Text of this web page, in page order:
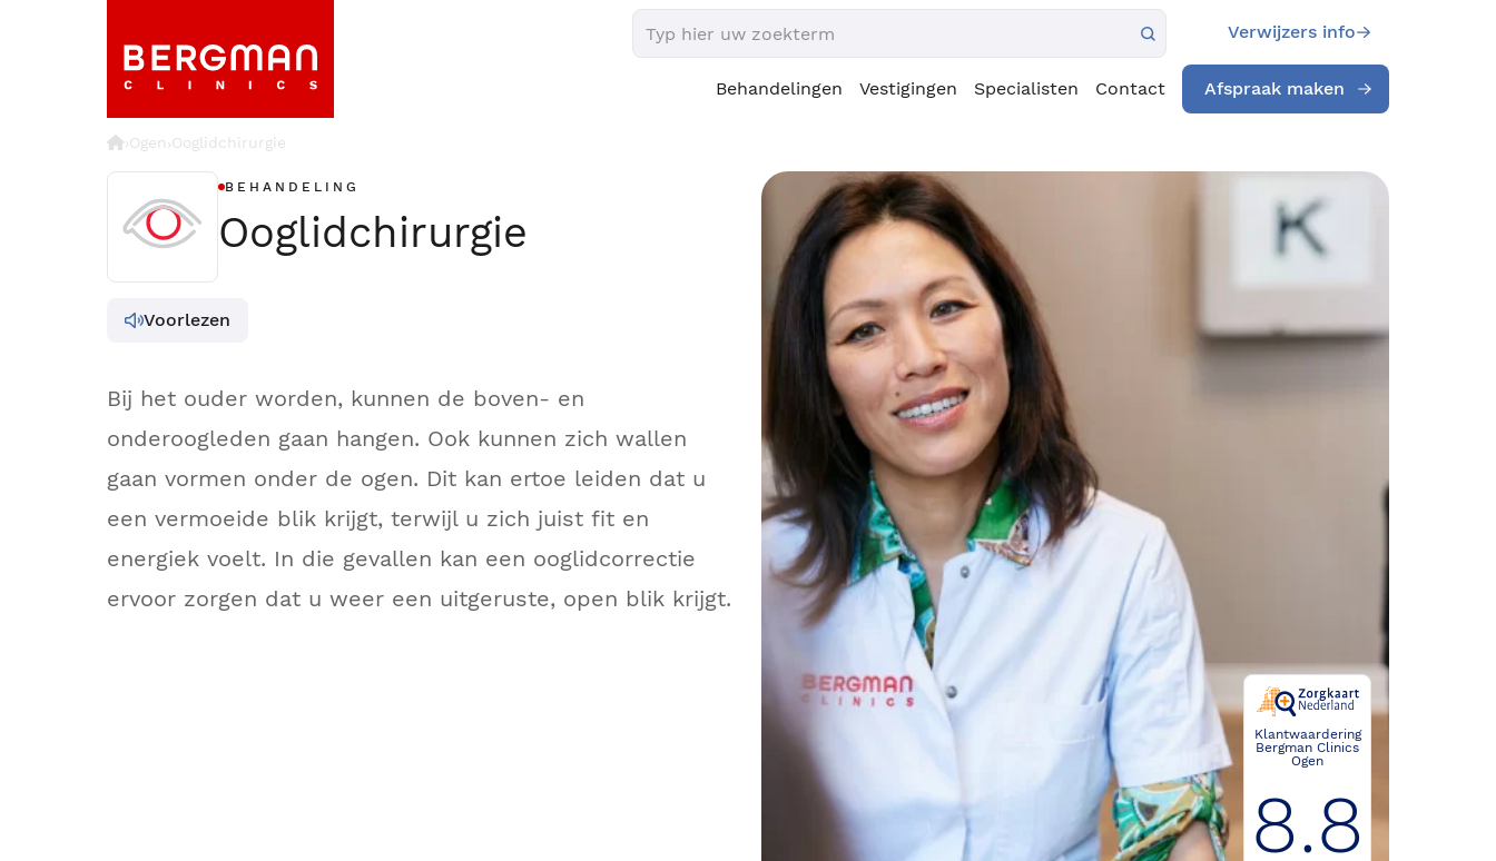
Verwijzers info
Behandelingen Vestigingen Specialisten Contact Afspraak maken
›Ogen›Ooglidchirurgie
BEHANDELING
Ooglidchirurgie
Voorlezen
Bij het ouder worden, kunnen de boven- en
onderoogleden gaan hangen. Ook kunnen zich wallen
gaan vormen onder de ogen. Dit kan ertoe leiden dat u
een vermoeide blik krijgt, terwijl u zich juist fit en
energiek voelt. In die gevallen kan een ooglidcorrectie
ervoor zorgen dat u weer een uitgeruste, open blik krijgt.
Klantwaardering
Bergman Clinics
Ogen
8.8